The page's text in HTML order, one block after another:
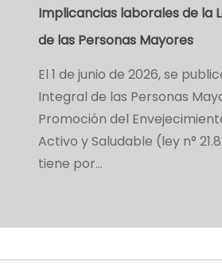
Implicancias laborales de la
de las Personas Mayores
El 1 de junio de 2026, se
Integral de las Personas
Promoción del
Activo y Saludable (ley n°
tiene por…